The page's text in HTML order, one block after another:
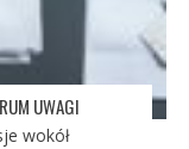
UWAGI
wokół